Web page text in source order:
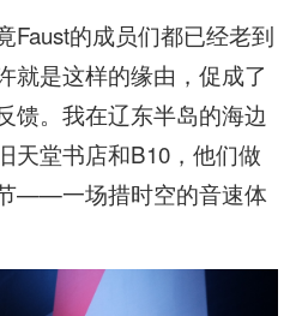
Faust的成员们都已经老到
就是这样的缘由，促成了
馈。我在辽东半岛的海边
天堂书店和B10，他们做
——一场措时空的音速体